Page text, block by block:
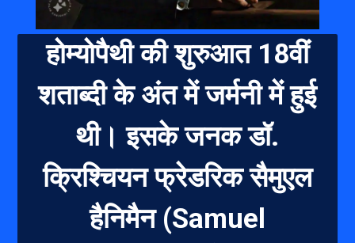
होम्योपैथी की शुरुआत 18वीं
शताब्दी के अंत में जर्मनी में हुई
थी। इसके जनक डॉ.
क्रिश्चियन फ्रेडरिक सैमुएल
हैनिमैन (Samuel